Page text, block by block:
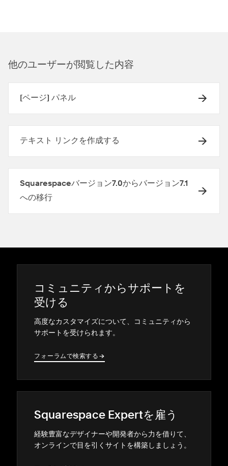
他のユ⁠ーザ⁠ーが閲覧した内容
[ページ] パネル
テキスト リンクを作成する
Squarespaceバージョン7.0からバージョン7.1
への移行
コミ⁠ュニテ⁠ィからサポ⁠ートを
受ける
高度なカスタマイズについて⁠、コミ⁠ュニテ⁠ィから
サポ⁠ートを受けられます⁠。
フ⁠ォ⁠ーラムで検索する →
→
Squarespace Expertを雇う
経験豊富なデザイナ⁠ーや開発者から力を借りて⁠、
オンラインで目を引くサイトを構築しまし⁠ょう⁠。